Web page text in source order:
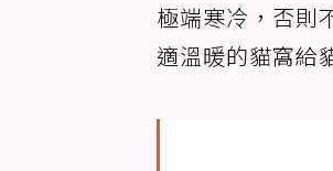
極端寒冷，否則
適溫暖的貓窩給